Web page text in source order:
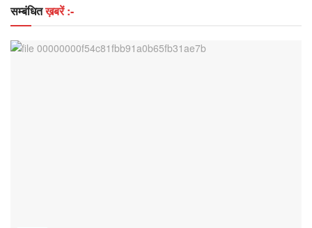
सम्बंधितख़बरें :-